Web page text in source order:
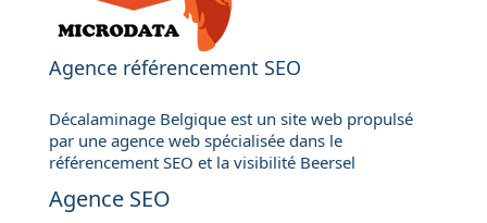
Agence référencement SEO
Décalaminage Belgique est un site web propulsé
par une agence web spécialisée dans le
référencement SEO et la visibilité Beersel
Agence SEO